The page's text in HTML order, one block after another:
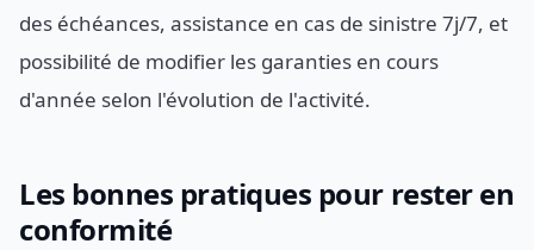
des échéances, assistance en cas de sinistre 7j/7, et
possibilité de modifier les garanties en cours
d'année selon l'évolution de l'activité.
Les bonnes pratiques pour rester en
conformité